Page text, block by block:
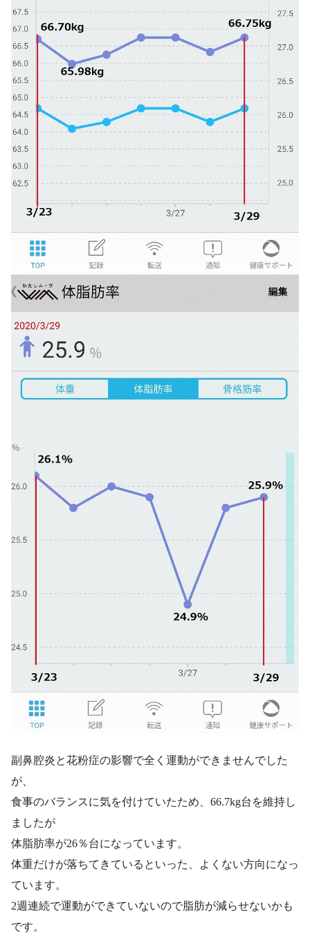
副鼻腔炎と花粉症の影響で全く運動ができませんでした
が、
食事のバランスに気を付けていたため、66.7kg台を維持し
ましたが
体脂肪率が26％台になっています。
体重だけが落ちてきているといった、よくない方向になっ
ています。
2週連続で運動ができていないので脂肪が減らせないかも
です。